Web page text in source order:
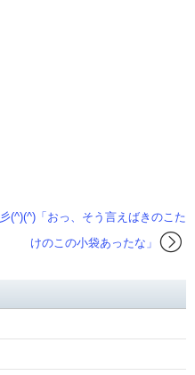
彡(^)(^)「おっ、そう言えばきのこた
けのこの小袋あったな」